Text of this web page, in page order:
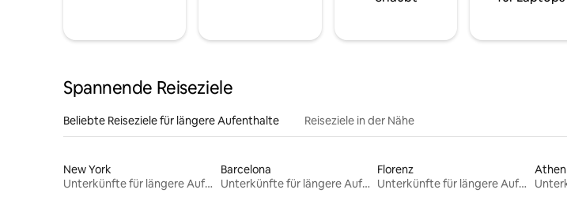
Spannende Reiseziele
Beliebte Reiseziele für längere Aufenthalte Reiseziele in der Nähe
New York
Unterkünfte für längere Aufenthalte
Barcelona
Unterkünfte für längere Aufenthalte
Florenz
Unterkünfte für längere Aufenthalte
Athen